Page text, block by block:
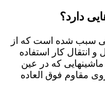
دارد؟
سبب شده است که از
انتقال کار استفاده
ماشینهایی که در عین
مقاوم فوق العاده